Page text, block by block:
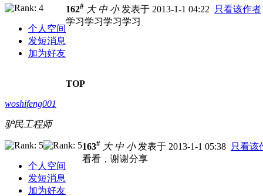
个人空间
发短消息
加为好友
162# 大 中 小发表于 2013-1-1 04:22
只看该作者
学习学习学习学习
TOP
woshifeng001
驴民工程师
个人空间
发短消息
加为好友
163# 大 中 小发表于 2013-1-1 05:38 只看该
看看，谢谢分享